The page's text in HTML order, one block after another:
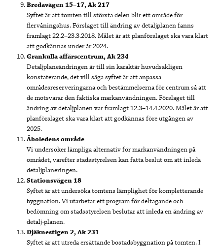
Bredavägen 15–17, Ak 217
Syftet är att tomten till största delen blir ett område för
flervåningshus. Förslaget till ändring av detaljplanen fanns
framlagt 22.2–23.3.2018. Målet är att planförslaget ska vara klart
att godkännas under år 2024.
Grankulla affärscentrum, Ak 234
Detaljplaneändringen är till sin karaktär huvudsakligen
konstaterande, det vill säga syftet är att anpassa
områdesreserveringarna och bestämmelserna för centrum så att
de motsvarar den faktiska markanvändningen. Förslaget till
ändring av detaljplanen var framlagt 12.3–14.4.2020. Målet är att
planförslaget ska vara klart att godkännas före utgången av
2025.
Åboledens område
Vi undersöker lämpliga alternativ för markanvändningen på
området, varefter stadsstyrelsen kan fatta beslut om att inleda
detaljplaneringen.
Stationsvägen 18
Syftet är att undersöka tomtens lämplighet för kompletterande
byggnation. Vi utarbetar ett program för deltagande och
bedömning om stadsstyrelsen beslutar att inleda en ändring av
detalj-planen.
Djäknestigen 2, Ak 231
Syftet är att utreda ersättande bostadsbyggnation på tomten. I